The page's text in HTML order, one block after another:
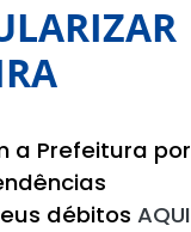
a Prefeitura por
débitos AQUI